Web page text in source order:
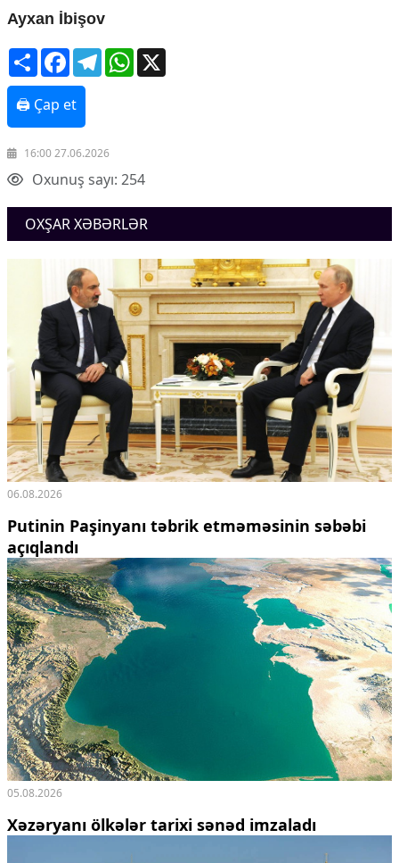
Ayxan İbişov
ShareFacebookTelegramWhatsApp
🖨 Çap et
16:00 27.06.2026
Oxunuş sayı: 254
OXŞAR XƏBƏRLƏR
06.08.2026
Putinin Paşinyanı təbrik etməməsinin səbəbi
açıqlandı
05.08.2026
Xəzəryanı ölkələr tarixi sənəd imzaladı